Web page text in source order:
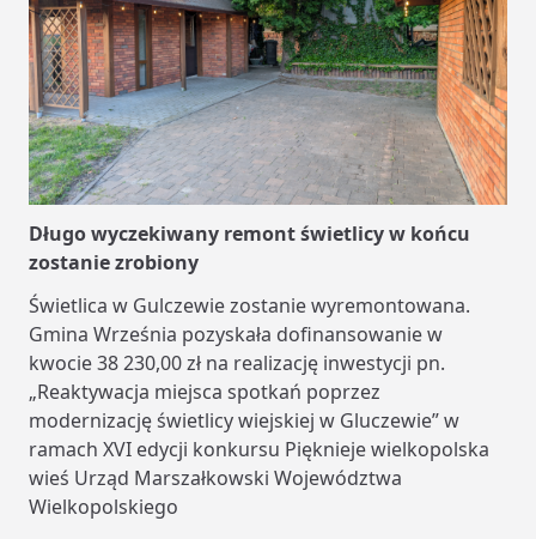
Długo wyczekiwany remont świetlicy w końcu
zostanie zrobiony
Świetlica w Gulczewie zostanie wyremontowana.
Gmina Września pozyskała dofinansowanie w
kwocie 38 230,00 zł na realizację inwestycji pn.
„Reaktywacja miejsca spotkań poprzez
modernizację świetlicy wiejskiej w Gluczewie” w
ramach XVI edycji konkursu Pięknieje wielkopolska
wieś Urząd Marszałkowski Województwa
Wielkopolskiego